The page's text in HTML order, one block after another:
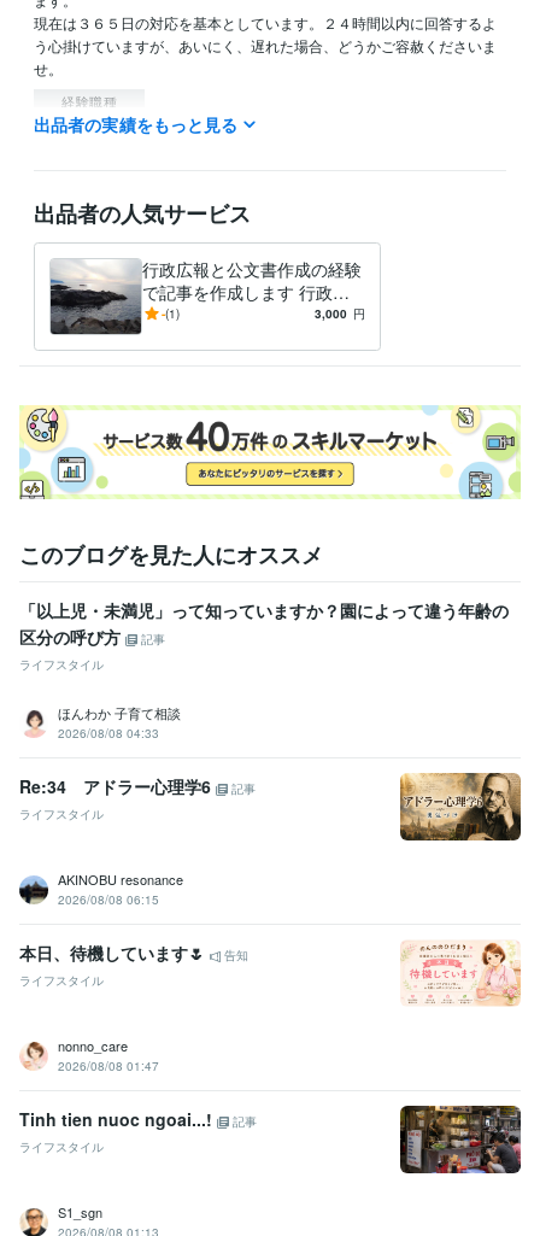
現在は３６５日の対応を基本としています。２４時間以内に回答するよ
う心掛けていますが、あいにく、遅れた場合、どうかご容赦くださいま
せ。
経験職種
クリエイター / ライター・編集 経験年数 : 3年
管理 / 総務 経験年数 : 14年
事務・ビジネスサポート / 事務（一般事務）
ライフスタイル・その他 / 公務員
職歴
オフィス・イコアン 2021年6月 ~ 現在
ビジネス・クリエイティブツール
Excel:25年Google スプレッドシート:3年Word:25年
文章の校正:25年
得意分野
ライティング・翻訳 文章作成と校正。通知文や手紙の校正など。
出品者の実績をもっと見る
出品者の人気サービス
行政広報と公文書作成の経験
で記事を作成します 行政広
報と公文書作成の経験で記事
-(1) 3,000 円
このブログを見た人にオススメ
「以上児・未満児」って知っていますか？園によって違う年齢の
区分の呼び方
記事
ライフスタイル
ほんわか 子育て相談
2026/08/08 04:33
Re:34 アドラー心理学6
記事
ライフスタイル
AKINOBU resonance
2026/08/08 06:15
本日、待機しています🌷
告知
ライフスタイル
nonno_care
2026/08/08 01:47
Tinh tien nuoc ngoai...!
記事
ライフスタイル
S1_sgn
2026/08/08 01:13